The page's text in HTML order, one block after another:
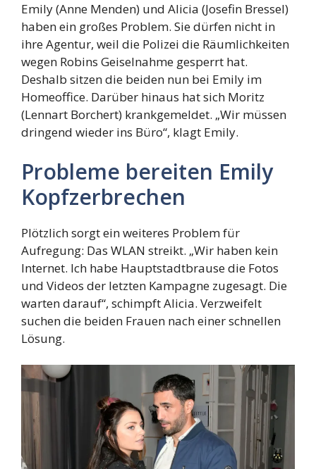
Emily (Anne Menden) und Alicia (Josefin Bressel)
haben ein großes Problem. Sie dürfen nicht in
ihre Agentur, weil die Polizei die Räumlichkeiten
wegen Robins Geiselnahme gesperrt hat.
Deshalb sitzen die beiden nun bei Emily im
Homeoffice. Darüber hinaus hat sich Moritz
(Lennart Borchert) krankgemeldet. „Wir müssen
dringend wieder ins Büro“, klagt Emily.
Probleme bereiten Emily
Kopfzerbrechen
Plötzlich sorgt ein weiteres Problem für
Aufregung: Das WLAN streikt. „Wir haben kein
Internet. Ich habe Hauptstadtbrause die Fotos
und Videos der letzten Kampagne zugesagt. Die
warten darauf“, schimpft Alicia. Verzweifelt
suchen die beiden Frauen nach einer schnellen
Lösung.